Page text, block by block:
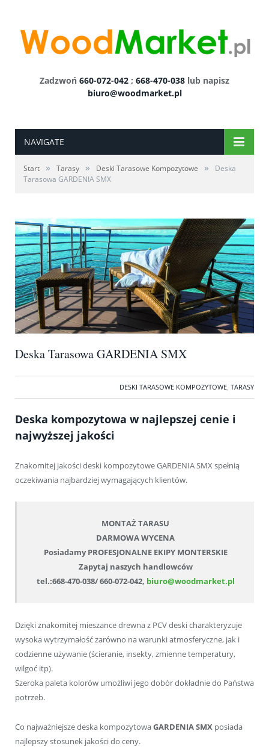
Zadzwoń 660-072-042 ; 668-470-038 lub napisz
biuro@woodmarket.pl
NAVIGATE
Start » Tarasy » Deski Tarasowe Kompozytowe »
Deska
Tarasowa GARDENIA SMX
Deska Tarasowa GARDENIA SMX
DESKI TARASOWE KOMPOZYTOWE TARASY
Deska kompozytowa w najlepszej cenie i
najwyższej jakości
Znakomitej jakości deski kompozytowe GARDENIA SMX spełnią
oczekiwania najbardziej wymagających klientów.
MONTAŻ TARASU
DARMOWA WYCENA
Posiadamy PROFESJONALNE EKIPY MONTERSKIE
Zapytaj naszych handlowców
tel.:668-470-038/ 660-072-042, biuro@woodmarket.pl
Dzięki znakomitej mieszance drewna z PCV deski charakteryzuje
wysoka wytrzymałość zarówno na warunki atmosferyczne, jak i
codzienne używanie (ścieranie, insekty, zmienne temperatury,
wilgoć itp).
Szeroka paleta kolorów umożliwi jego dobór dokładnie do Państwa
potrzeb.
Co najważniejsze deska kompozytowaGARDENIA SMX posiada
najlepszy stosunek jakości do ceny.